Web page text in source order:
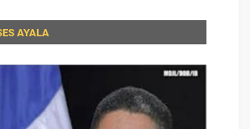
AYALA